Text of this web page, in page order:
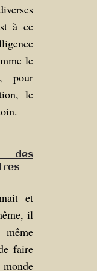
à ce
le
pour
le
des
et
il
faire